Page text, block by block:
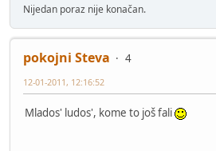
Nijedan poraz nije konačan.
pokojni Steva
4
12-01-2011, 12:16:52
Mlados' ludos', kome to još fali